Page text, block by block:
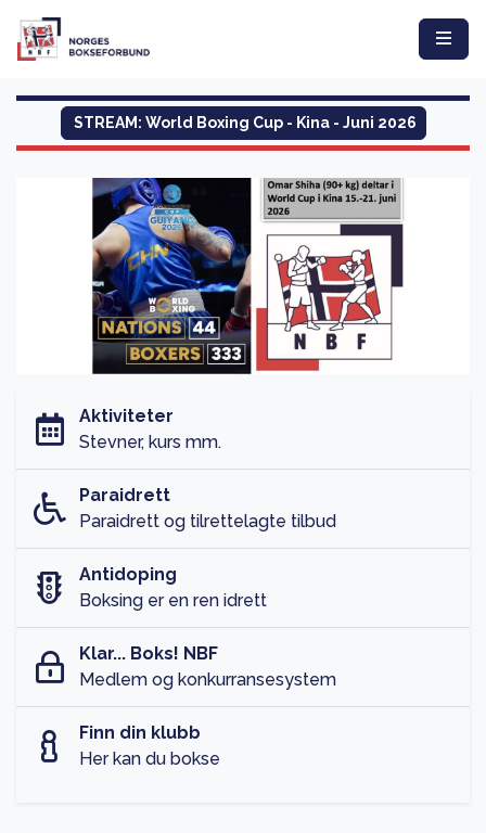
STREAM: World Boxing Cup - Kina - Juni 2026
Aktiviteter
Stevner, kurs mm.
Paraidrett
Paraidrett og tilrettelagte tilbud
Antidoping
Boksing er en ren idrett
Klar... Boks! NBF
Medlem og konkurransesystem
Finn din klubb
Her kan du bokse